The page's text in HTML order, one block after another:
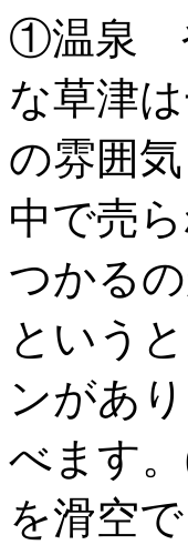
①温泉
な草津
の雰囲
中で売
つかる
という
ンがあ
べます
を滑空